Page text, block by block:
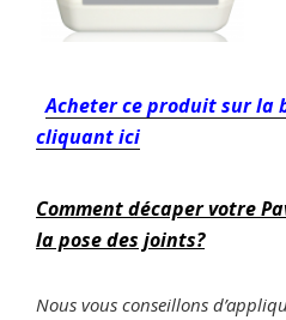
Acheter ce produit sur la
cliquant ici
Comment décaper votre
la pose des joints?
Nous vous conseillons